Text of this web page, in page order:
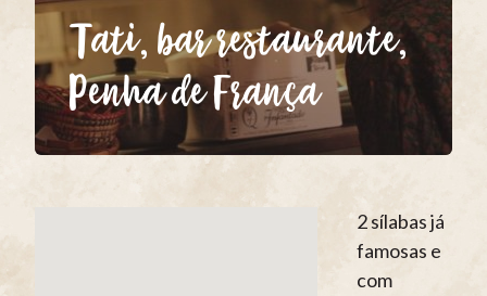
Tati, bar restaurante,
Penha de França
2 sílabas já
famosas e
com